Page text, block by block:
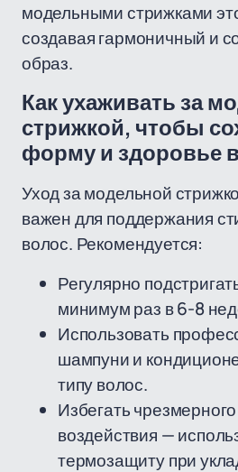
модельными стрижками
создавая гармоничный и
образ.
Как ухаживать за
стрижкой, чтобы
форму и здоровье
Уход за модельной
важен для поддержания
волос. Рекомендуется:
Регулярно
минимум раз в 6-8
Использовать
шампуни и
типу волос.
Избегать
воздействия —
термозащиту при